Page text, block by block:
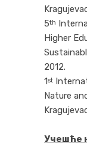
5th
Higher
2012.
1st
Nature
Учешће